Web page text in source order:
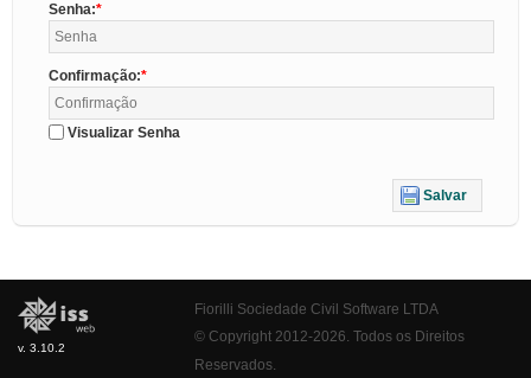
Senha:
Confirmação:
Visualizar Senha
Salvar
v. 3.10.2
Fiorilli Sociedade Civil Software LTDA
© Copyright 2012-2026. Todos os Direitos
Reservados.